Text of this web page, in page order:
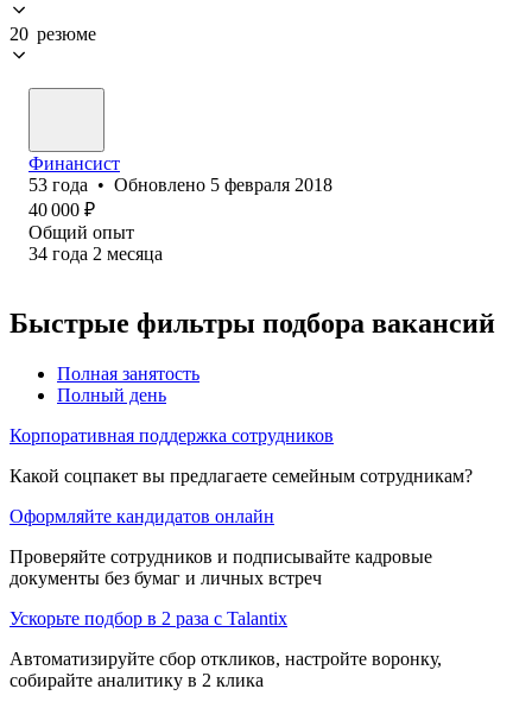
20 резюме
Финансист
53 года • Обновлено 5 февраля 2018
40 000 ₽
Общий опыт
34 года 2 месяца
Быстрые фильтры подбора вакансий
Полная занятость
Полный день
Корпоративная поддержка сотрудников
Какой соцпакет вы предлагаете семейным сотрудникам?
Оформляйте кандидатов онлайн
Проверяйте сотрудников и подписывайте кадровые
документы без бумаг и личных встреч
Ускорьте подбор в 2 раза с Talantix
Автоматизируйте сбор откликов, настройте воронку,
собирайте аналитику в 2 клика